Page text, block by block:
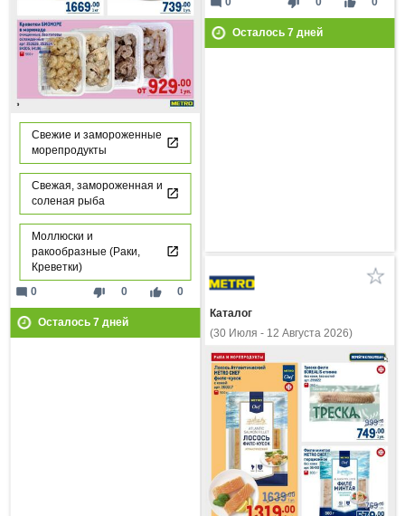
Осталось 7дней
Свежие и замороженные
морепродукты
Свежая, замороженная и
соленая рыба
Моллюски и
ракообразные (Раки,
Креветки)
thumb_down 0 thumb_up 0
mode_comment 0
Осталось 7дней
Каталог
(30 Июля - 12 Августа 2026)